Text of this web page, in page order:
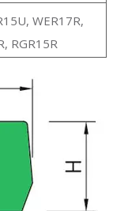
WER17R,
RGR15R